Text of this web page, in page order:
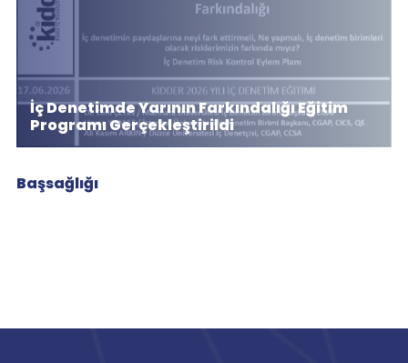
İç Denetimde Yarının Farkındalığı Eğitim
Programı Gerçekleştirildi
Başsağlığı